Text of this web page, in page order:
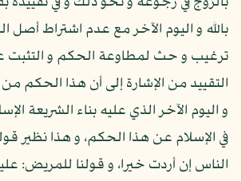
بالله و اليوم الآخر مع عدم اشتراط أصل
ترغيب و حث لمطاوعة الحكم و التثبت
التقييد من الإشارة إلى أن هذا الحكم من
و اليوم الآخر الذي عليه بناء الشريعة
في الإسلام عن هذا الحكم، و هذا نظير
الناس إن أردت خيرا، و قولنا للمريض: